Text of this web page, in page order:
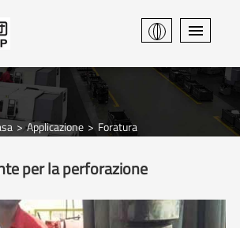
Applicazione Foratura
per la perforazione